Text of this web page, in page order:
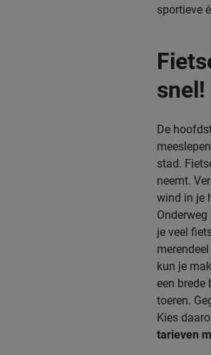
sportieve
snel!
De
stad.
neemt.
wind in je
je veel
kun je
een brede
toeren.
Kies
tarieven